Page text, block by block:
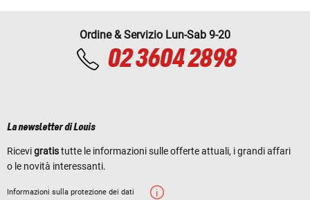
Ordine & Servizio Lun-Sab 9-20
02 3604 2898
La newsletter di Louis
Ricevigratistutte le informazioni sulle offerte attuali, i grandi affari
o le novità interessanti.
Informazioni sulla protezione dei dati